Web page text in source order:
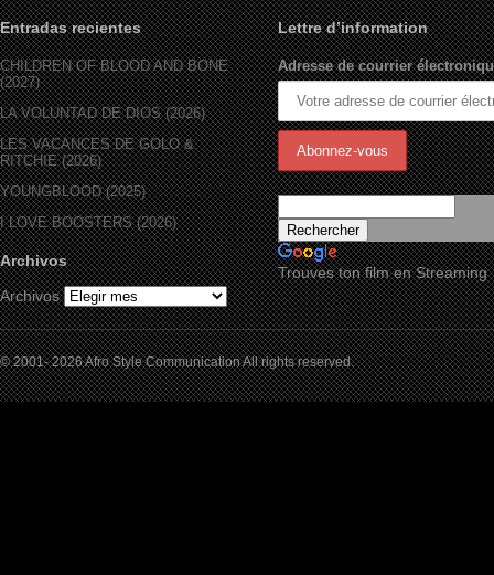
Entradas recientes
CHILDREN OF BLOOD AND BONE
(2027)
LA VOLUNTAD DE DIOS (2026)
LES VACANCES DE GOLO &
RITCHIE (2026)
YOUNGBLOOD (2025)
I LOVE BOOSTERS (2026)
Archivos
Archivos
Lettre d’information
Adresse de courrier
Trouves ton film en Streaming
© 2001- 2026 Afro Style Communication All rights reserved.